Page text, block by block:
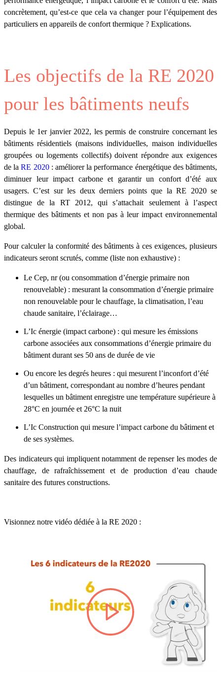
concrètement, qu’est-ce que cela va changer pour l’équipement des
particuliers en appareils de confort thermique ? Explications.
Les objectifs de la RE 2020
pour les bâtiments neufs
Depuis le 1er janvier 2022, les permis de construire concernant les
bâtiments résidentiels (maisons individuelles, maison individuelles
groupées ou logements collectifs) doivent répondre aux exigences
de laRE 2020: améliorer la performance énergétique des bâtiments,
diminuer leur impact carbone et garantir un confort d’été aux
usagers. C’est sur les deux derniers points que la RE 2020 se
distingue de la RT 2012, qui s’attachait seulement à l’aspect
thermique des bâtiments et non pas à leur impact environnemental
global.
Pour calculer la conformité des bâtiments à ces exigences, plusieurs
indicateurs seront scrutés, comme (liste non exhaustive) :
Le Cep, nr (ou consommation d’énergie primaire non
renouvelable) : mesurant la consommation d’énergie primaire
non renouvelable pour le chauffage, la climatisation, l’eau
chaude sanitaire, l’éclairage…
L’Ic énergie (impact carbone) : qui mesure les émissions
carbone associées aux consommations d’énergie primaire du
bâtiment durant ses 50 ans de durée de vie
Ou encore les degrés heures : qui mesurent l’inconfort d’été
d’un bâtiment, correspondant au nombre d’heures pendant
lesquelles un bâtiment enregistre une température supérieure à
28°C en journée et 26°C la nuit
L’Ic Construction qui mesure l’impact carbone du bâtiment et
de ses systèmes.
Des indicateurs qui impliquent notamment de repenser les modes de
chauffage, de rafraîchissement et de production d’eau chaude
sanitaire des futures constructions.
Visionnez notre vidéo dédiée à la RE 2020 :
lire la vidéo #TITRE-VIDEO